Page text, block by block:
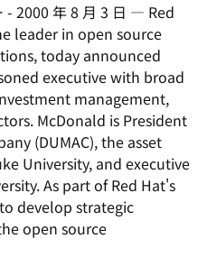
- 2000 年 8 月 3 日 — Red
leader in open source
today announced
executive with broad
management,
McDonald is President
(DUMAC), the asset
University, and executive
As part of Red Hat's
develop strategic
open source